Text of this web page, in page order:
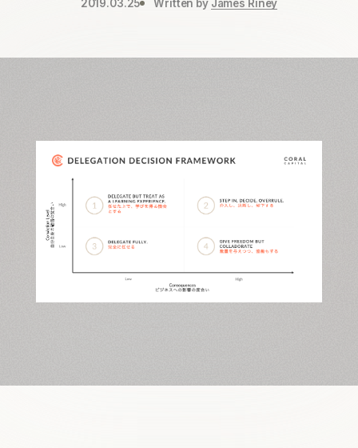
2019.03.25 Written by James Riney